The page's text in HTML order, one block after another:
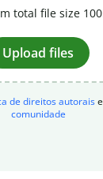
total file size
Upload files
de direitos autorais
comunidade